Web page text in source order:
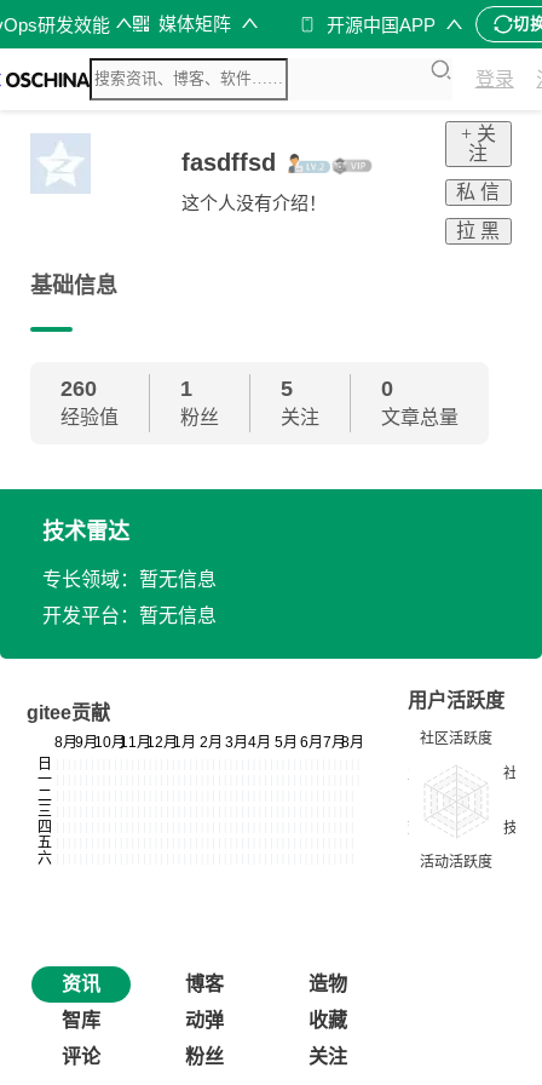
研发效能 媒体矩阵 开源中国APP 切
登录
fasdffsd
这个人没有介绍！
+ 关
注
私 信
拉 黑
基础信息
260
经验值
1
粉丝
5
关注
0
文章总量
技术雷达
专长领域：暂无信息
开发平台：暂无信息
gitee贡献
用户活跃度
资讯 博客
造物
智库
动弹
收藏
评论
粉丝 关注